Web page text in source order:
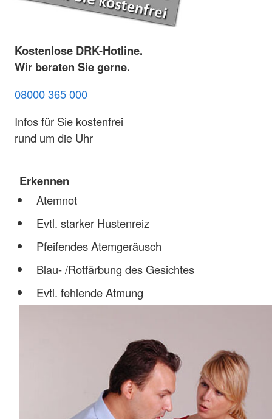
Kostenlose DRK-Hotline.
Wir beraten Sie gerne.
08000 365 000
Infos für Sie kostenfrei
rund um die Uhr
Erkennen
Atemnot
Evtl. starker Hustenreiz
Pfeifendes Atemgeräusch
Blau- /Rotfärbung des Gesichtes
Evtl. fehlende Atmung